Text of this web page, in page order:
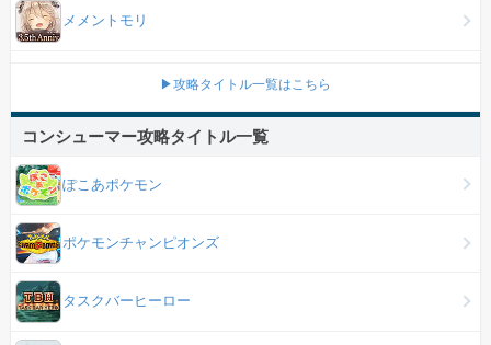
メメントモリ
▶攻略タイトル一覧はこちら
コンシューマー攻略タイトル一覧
ぽこあポケモン
ポケモンチャンピオンズ
タスクバーヒーロー